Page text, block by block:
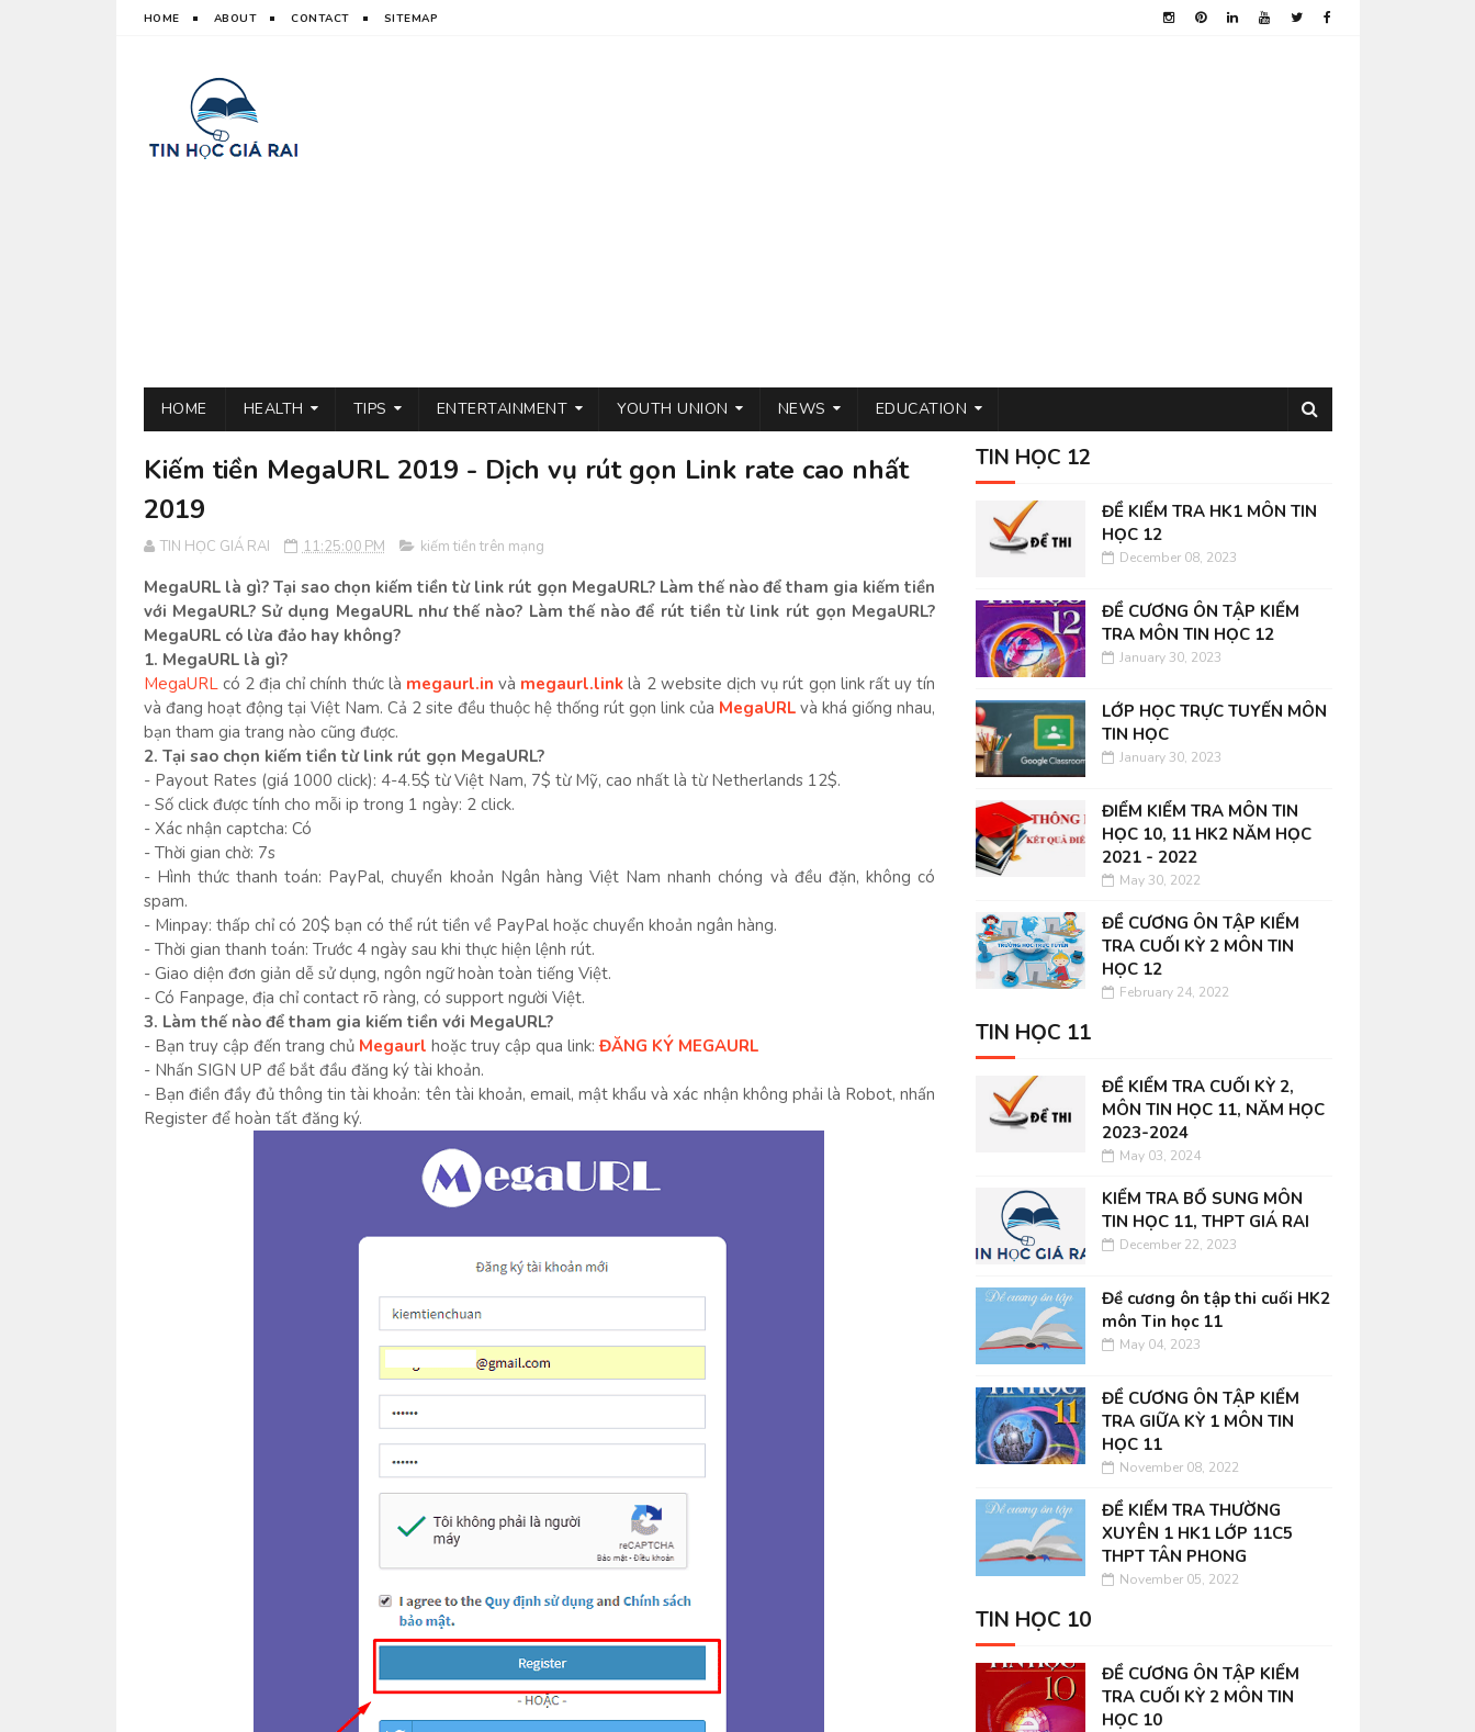
HOME ABOUT CONTACT SITEMAP
HOME HEALTH TIPS ENTERTAINMENT YOUTH UNION NEWS EDUCATION
Kiếm tiền MegaURL 2019 - Dịch vụ rút gọn Link rate cao nhất
2019
TIN HỌC GIÁ RAI 11:25:00 PM kiếm tiền trên mạng
MegaURL là gì? Tại sao chọn kiếm tiền từ link rút gọn MegaURL? Làm thế nào để tham gia kiếm tiền
với MegaURL? Sử dụng MegaURL như thế nào? Làm thế nào để rút tiền từ link rút gọn MegaURL?
MegaURL có lừa đảo hay không?
1. MegaURL là gì?
MegaURLcó 2 địa chỉ chính thức là megaurl.in và megaurl.link là 2 website dịch vụ rút gọn link rất uy tín
và đang hoạt động tại Việt Nam. Cả 2 site đều thuộc hệ thống rút gọn link của MegaURL và khá giống nhau,
bạn tham gia trang nào cũng được.
2. Tại sao chọn kiếm tiền từ link rút gọn MegaURL?
- Payout Rates (giá 1000 click): 4-4.5$ từ Việt Nam, 7$ từ Mỹ, cao nhất là từ Netherlands 12$.
- Số click được tính cho mỗi ip trong 1 ngày: 2 click.
- Xác nhận captcha: Có
- Thời gian chờ: 7s
- Hình thức thanh toán: PayPal, chuyển khoản Ngân hàng Việt Nam nhanh chóng và đều đặn, không có
spam.
- Minpay: thấp chỉ có 20$ bạn có thể rút tiền về PayPal hoặc chuyển khoản ngân hàng.
- Thời gian thanh toán: Trước 4 ngày sau khi thực hiện lệnh rút.
- Giao diện đơn giản dễ sử dụng, ngôn ngữ hoàn toàn tiếng Việt.
- Có Fanpage, địa chỉ contact rõ ràng, có support người Việt.
3. Làm thế nào để tham gia kiếm tiền với MegaURL?
- Bạn truy cập đến trang chủ Megaurl hoặc truy cập qua link:ĐĂNG KÝ MEGAURL
- Nhấn SIGN UP để bắt đầu đăng ký tài khoản.
- Bạn điền đầy đủ thông tin tài khoản: tên tài khoản, email, mật khẩu và xác nhận không phải là Robot, nhấn
Register để hoàn tất đăng ký.
TIN HỌC 12
ĐỀ KIỂM TRA HK1 MÔN TIN
HỌC 12
December 08, 2023
ĐỀ CƯƠNG ÔN TẬP KIỂM
TRA MÔN TIN HỌC 12
January 30, 2023
LỚP HỌC TRỰC TUYẾN MÔN
TIN HỌC
January 30, 2023
ĐIỂM KIỂM TRA MÔN TIN
HỌC 10, 11 HK2 NĂM HỌC
2021 - 2022
May 30, 2022
ĐỀ CƯƠNG ÔN TẬP KIỂM
TRA CUỐI KỲ 2 MÔN TIN
HỌC 12
February 24, 2022
TIN HỌC 11
ĐỀ KIỂM TRA CUỐI KỲ 2,
MÔN TIN HỌC 11, NĂM HỌC
2023-2024
May 03, 2024
KIỂM TRA BỔ SUNG MÔN
TIN HỌC 11, THPT GIÁ RAI
December 22, 2023
Đề cương ôn tập thi cuối HK2
môn Tin học 11
May 04, 2023
ĐỀ CƯƠNG ÔN TẬP KIỂM
TRA GIỮA KỲ 1 MÔN TIN
HỌC 11
November 08, 2022
ĐỀ KIỂM TRA THƯỜNG
XUYÊN 1 HK1 LỚP 11C5
THPT TÂN PHONG
November 05, 2022
TIN HỌC 10
ĐỀ CƯƠNG ÔN TẬP KIỂM
TRA CUỐI KỲ 2 MÔN TIN
HỌC 10